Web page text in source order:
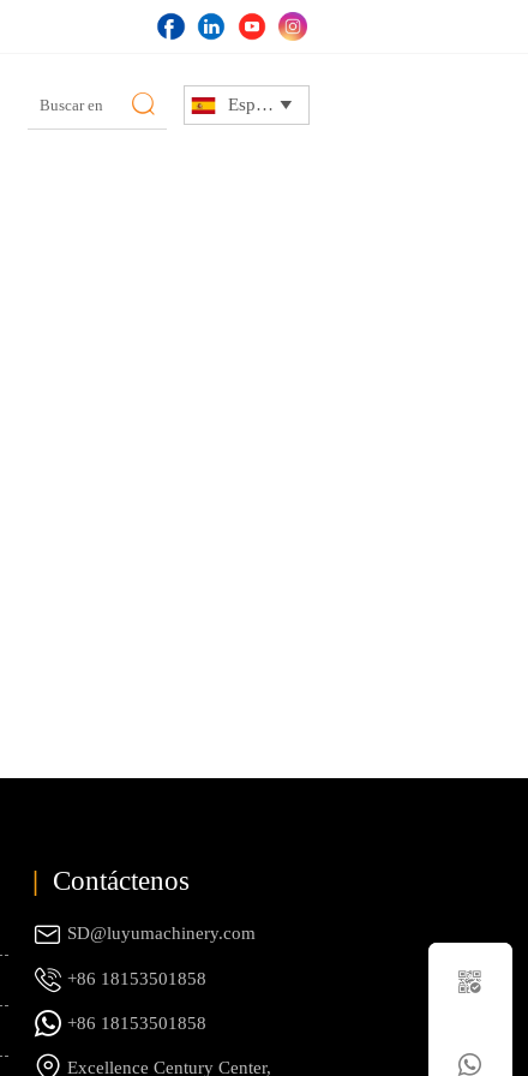
 Español 
| Contáctenos
 SD@luyumachinery.com
 +86 18153501858
 +86 18153501858
Excellence Century Center,

